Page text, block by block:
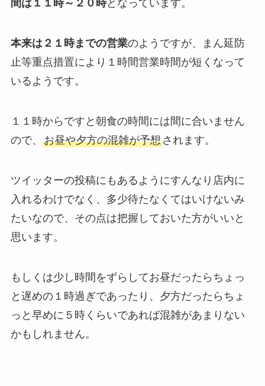
間は１１時～２０時となっています。
本来は２１時までの営業のようですが、まん延防
止等重点措置により１時間営業時間が短くなって
いるようです。
１１時からですと朝食の時間には間に合いません
ので、 お昼や夕方の混雑が予想されます。
ツイッターの投稿にもあるようにすんなり店内に
入れるわけでなく、多少待たなくてはいけないみ
たいなので、その点は把握しておいた方がいいと
思います。
もしくは少し時間をずらしてお昼だったらちょっ
と遅めの１時過ぎであったり、夕方だったらちょ
っと早めに５時くらいであれば混雑があまりない
かもしれません。